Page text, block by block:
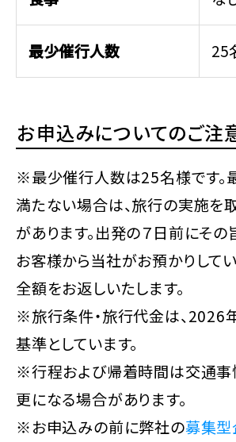
最少催行人数 25
お申込みについてのご注
※最少催行人数は25名様です。
満たない場合は、旅行の実施を
があります。出発の７日前にその
お客様から当社がお預かりして
全額をお返しいたします。
※旅行条件・旅行代金は、2026
基準としています。
※行程および帰着時間は交通事
更になる場合があります。
※お申込みの前に弊社の募集